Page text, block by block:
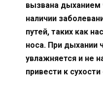
вызвана дыханием
наличии
путей, таких как
носа. При дыхании
увлажняется и не
привести к